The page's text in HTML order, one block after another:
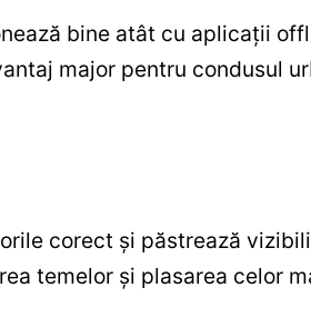
bine atât cu aplicații
major pentru condusul
corect și păstrează
temelor și plasarea celor